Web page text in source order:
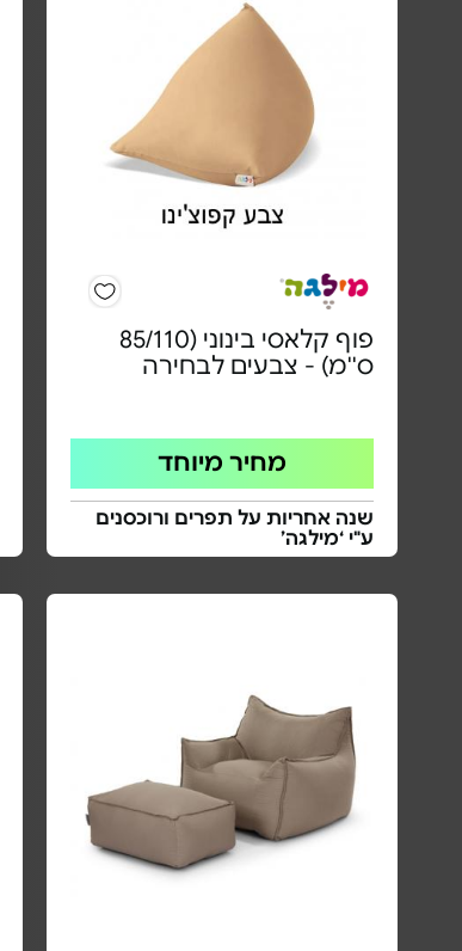
פוף קלאסי בינוני (85/110
ס''מ) - צבעים לבחירה
מחיר מיוחד
שנה אחריות על תפרים ורוכסנים
ע"י ‘מילגה’